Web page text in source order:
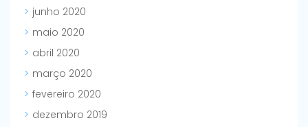
junho 2020
maio 2020
abril 2020
março 2020
fevereiro 2020
dezembro 2019